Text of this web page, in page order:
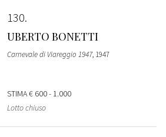
130
UBERTO BONETTI
Carnevale di Viareggio 1947, 1947
STIMA€ 600 - 1.000
Lotto chiuso